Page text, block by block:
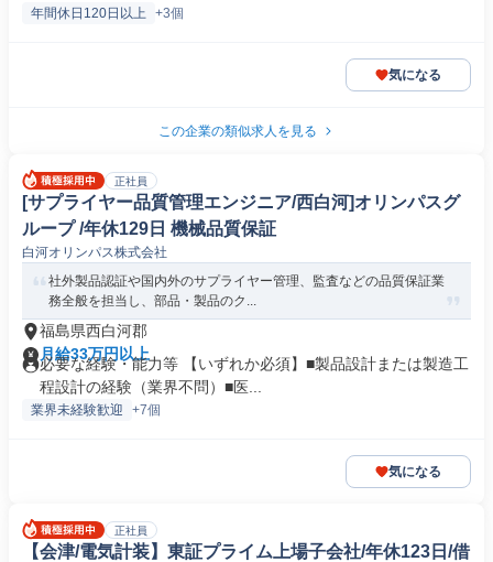
年間休日120日以上 +3個
気になる
この企業の類似求人を見る
正社員
[サプライヤー品質管理エンジニア/西白河]オリンパスグ
ループ /年休129日 機械品質保証
白河オリンパス株式会社
社外製品認証や国内外のサプライヤー管理、監査などの品質保証業
務全般を担当し、部品・製品のク...
福島県西白河郡
月給33万円以上
必要な経験・能力等 【いずれか必須】■製品設計または製造工
程設計の経験（業界不問）■医...
業界未経験歓迎 +7個
気になる
正社員
【会津/電気計装】東証プライム上場子会社/年休123日/借